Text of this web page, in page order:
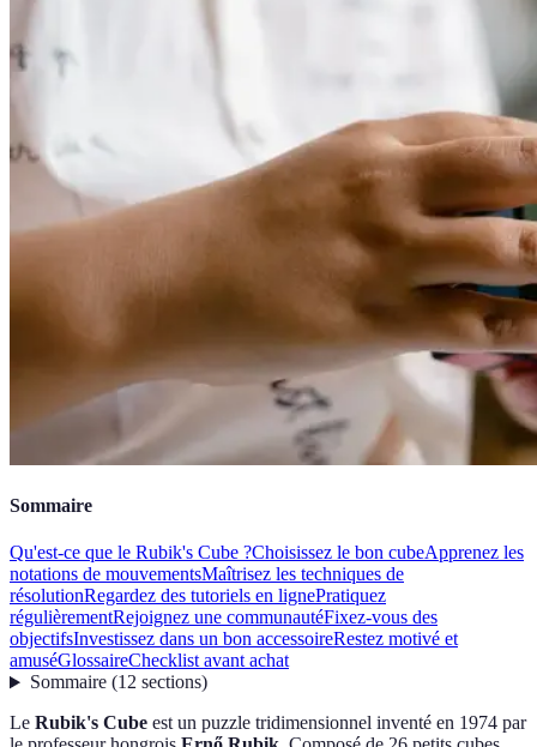
Sommaire
Qu'est-ce que le Rubik's Cube ?Choisissez le bon cubeApprenez les
notations de mouvementsMaîtrisez les techniques de
résolutionRegardez des tutoriels en lignePratiquez
régulièrementRejoignez une communautéFixez-vous des
objectifsInvestissez dans un bon accessoireRestez motivé et
amuséGlossaireChecklist avant achat
Sommaire(12 sections)
Le Rubik's Cube est un puzzle tridimensionnel inventé en 1974 par